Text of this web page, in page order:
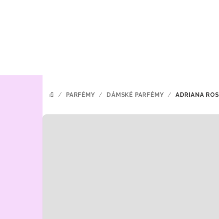
DOMŮ
/ PARFÉMY / DÁMSKÉ PARFÉMY / ADRIANA
P